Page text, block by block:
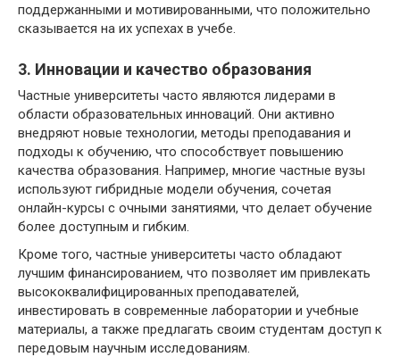
поддержанными и мотивированными, что положительно
сказывается на их успехах в учебе.
3. Инновации и качество образования
Частные университеты часто являются лидерами в
области образовательных инноваций. Они активно
внедряют новые технологии, методы преподавания и
подходы к обучению, что способствует повышению
качества образования. Например, многие частные вузы
используют гибридные модели обучения, сочетая
онлайн-курсы с очными занятиями, что делает обучение
более доступным и гибким.
Кроме того, частные университеты часто обладают
лучшим финансированием, что позволяет им привлекать
высококвалифицированных преподавателей,
инвестировать в современные лаборатории и учебные
материалы, а также предлагать своим студентам доступ к
передовым научным исследованиям.